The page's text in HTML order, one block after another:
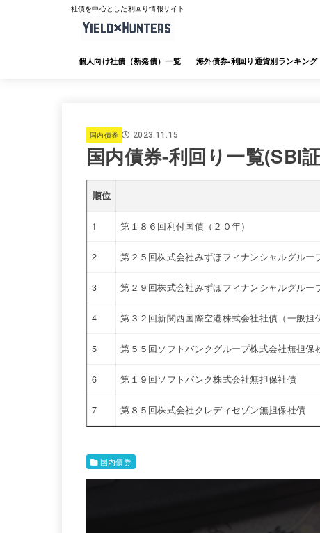
社債を中心とした利回り情報サイト
個人向け社債（新発債）一覧 海外債券-利回り通貨別ランキング
国内債券 2023.11.15
国内債券-利回り一覧(SBI
順位
1 第１８６回利付国債（２０年）
2 第２５回株式会社みずほフィナンシャルグル
3 第２９回株式会社みずほフィナンシャルグル
4 第３２回新関西国際空港株式会社社債（一般担
5 第５５回ソフトバンクグループ株式会社無担保
6 第１９回ソフトバンク株式会社無担保社債
7 第８５回株式会社クレディセゾン無担保社債
国内債券